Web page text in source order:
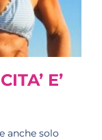
E’
anche solo